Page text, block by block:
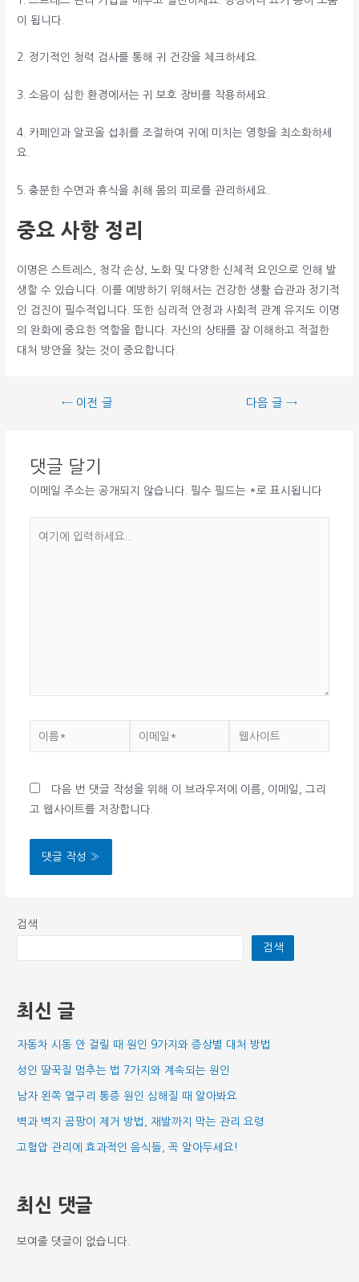
이 됩니다.
2. 정기적인 청력 검사를 통해 귀 건강을 체크하세요.
3. 소음이 심한 환경에서는 귀 보호 장비를 착용하세요.
4. 카페인과 알코올 섭취를 조절하여 귀에 미치는 영향을 최소화하세
요.
5. 충분한 수면과 휴식을 취해 몸의 피로를 관리하세요.
중요 사항 정리
이명은 스트레스, 청각 손상, 노화 및 다양한 신체적 요인으로 인해 발
생할 수 있습니다. 이를 예방하기 위해서는 건강한 생활 습관과 정기적
인 검진이 필수적입니다. 또한 심리적 안정과 사회적 관계 유지도 이명
의 완화에 중요한 역할을 합니다. 자신의 상태를 잘 이해하고 적절한
대처 방안을 찾는 것이 중요합니다.
←이전 글 다음 글→
댓글 달기
이메일 주소는 공개되지 않습니다. 필수 필드는 *로 표시됩니다
*
트
다음 번 댓글 작성을 위해 이 브라우저에 이름, 이메일, 그리
고 웹사이트를 저장합니다.
검색
검색
최신 글
자동차 시동 안 걸릴 때 원인 9가지와 증상별 대처 방법
성인 딸꾹질 멈추는 법 7가지와 계속되는 원인
남자 왼쪽 옆구리 통증 원인 심해질 때 알아봐요
벽과 벽지 곰팡이 제거 방법, 재발까지 막는 관리 요령
고혈압 관리에 효과적인 음식들, 꼭 알아두세요!
최신 댓글
보여줄 댓글이 없습니다.